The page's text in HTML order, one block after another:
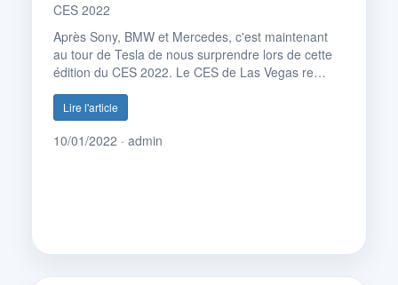
CES 2022
Après Sony, BMW et Mercedes, c'est maintenant
au tour de Tesla de nous surprendre lors de cette
édition du CES 2022. Le CES de Las Vegas re…
Lire l'article
10/01/2022 · admin